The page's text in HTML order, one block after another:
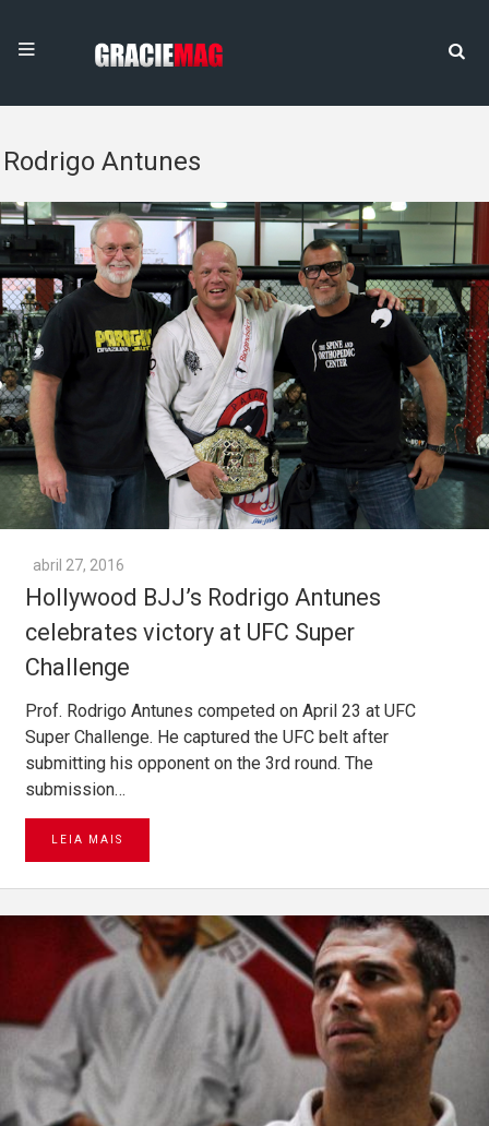
Rodrigo Antunes
abril 27, 2016
Hollywood BJJ’s Rodrigo Antunes
celebrates victory at UFC Super
Challenge
Prof. Rodrigo Antunes competed on April 23 at UFC
Super Challenge. He captured the UFC belt after
submitting his opponent on the 3rd round. The
submission…
LEIA MAIS